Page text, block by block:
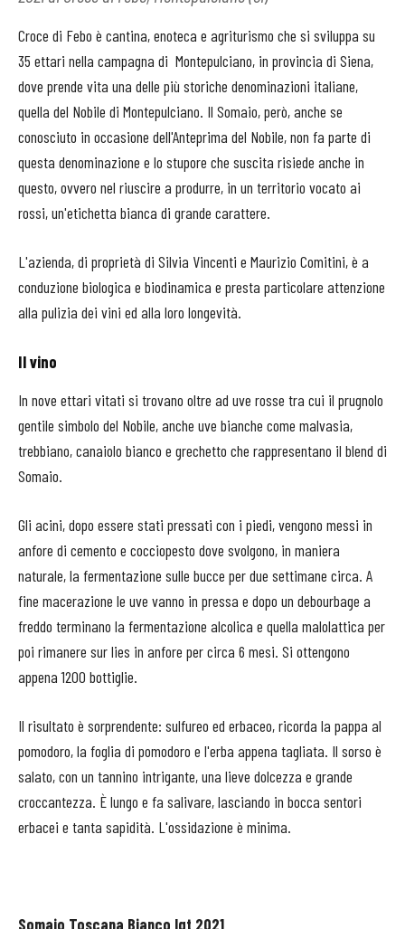
Croce di Febo è cantina, enoteca e agriturismo che si sviluppa su
35 ettari nella campagna di Montepulciano, in provincia di Siena,
dove prende vita una delle più storiche denominazioni italiane,
quella del Nobile di Montepulciano. Il Somaio, però, anche se
conosciuto in occasione dell'Anteprima del Nobile, non fa parte di
questa denominazione e lo stupore che suscita risiede anche in
questo, ovvero nel riuscire a produrre, in un territorio vocato ai
rossi, un'etichetta bianca di grande carattere.
L'azienda, di proprietà di Silvia Vincenti e Maurizio Comitini, è a
conduzione biologica e biodinamica e presta particolare attenzione
alla pulizia dei vini ed alla loro longevità.
Il vino
In nove ettari vitati si trovano oltre ad uve rosse tra cui il prugnolo
gentile simbolo del Nobile, anche uve bianche come malvasia,
trebbiano, canaiolo bianco e grechetto che rappresentano il blend di
Somaio.
Gli acini, dopo essere stati pressati con i piedi, vengono messi in
anfore di cemento e cocciopesto dove svolgono, in maniera
naturale, la fermentazione sulle bucce per due settimane circa. A
fine macerazione le uve vanno in pressa e dopo un debourbage a
freddo terminano la fermentazione alcolica e quella malolattica per
poi rimanere sur lies in anfore per circa 6 mesi. Si ottengono
appena 1200 bottiglie.
Il risultato è sorprendente: sulfureo ed erbaceo, ricorda la pappa al
pomodoro, la foglia di pomodoro e l'erba appena tagliata. Il sorso è
salato, con un tannino intrigante, una lieve dolcezza e grande
croccantezza. È lungo e fa salivare, lasciando in bocca sentori
erbacei e tanta sapidità. L'ossidazione è minima.
Somaio Toscana Bianco Igt 2021